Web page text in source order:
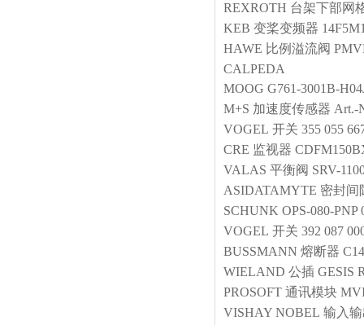
REXROTH 台架下部网
KEB 变桨变频器
HAWE 比例溢流阀
CALPEDA
MOOG G761-3001B-
M+S 加速度传感器 Art.-
VOGEL 开关 355 055
CRE 监视器
VALAS 平衡阀 SRV-
ASIDATAMYTE 密封间
SCHUNK OPS-080-PNP
VOGEL 开关 392 087
BUSSMANN 熔断器
WIELAND 公插 GESIS
PROSOFT 通讯模块
VISHAY NOBEL 输入